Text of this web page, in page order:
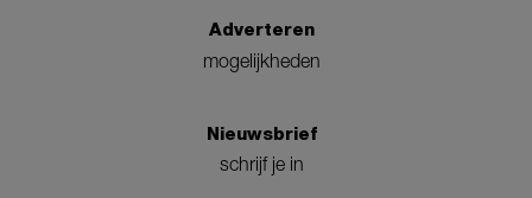
Adverteren
mogelijkheden
Nieuwsbrief
schrijf je in